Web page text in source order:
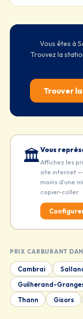
Vous êtes à
Trouvez la
Trouver
🏛️Vous
Affichez les
site internet
moins d'une
copier-coller.
PRIX CARBURANT
Cambrai
Guilherand-
Thann
Gisors